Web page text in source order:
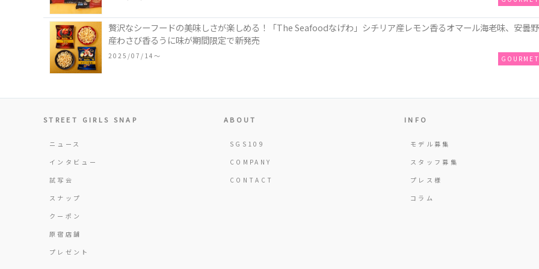
贅沢なシーフードの美味しさが楽しめる！「The Seafoodなげわ」シチリア産レモン香るオマール海老味、安曇野
産わさび香るうに味が期間限定で新発売
2025/07/14〜 GOURMET
STREET GIRLS SNAP
ニュース
インタビュー
試写会
スナップ
クーポン
原宿店舗
プレゼント
ABOUT
SGS109
COMPANY
CONTACT
INFO
モデル募集
スタッフ募集
プレス様
コラム